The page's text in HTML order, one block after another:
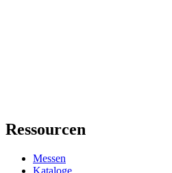
Ressourcen
Messen
Kataloge